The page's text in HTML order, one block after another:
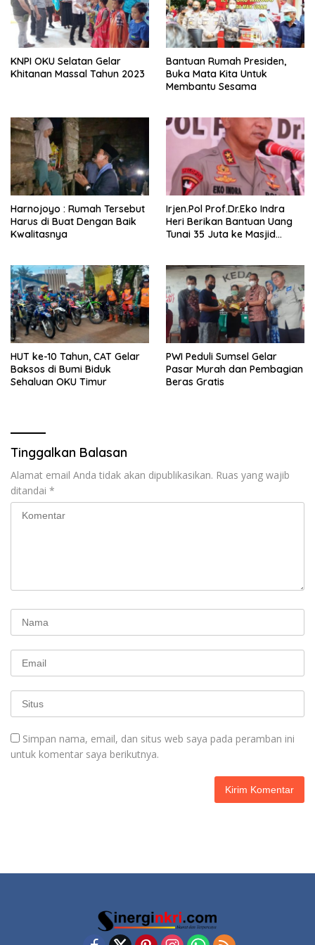
KNPI OKU Selatan Gelar
Khitanan Massal Tahun 2023
Bantuan Rumah Presiden,
Buka Mata Kita Untuk
Membantu Sesama
Harnojoyo : Rumah Tersebut
Harus di Buat Dengan Baik
Kwalitasnya
Irjen.Pol Prof.Dr.Eko Indra
Heri Berikan Bantuan Uang
Tunai 35 Juta ke Masjid
HUT ke-10 Tahun, CAT Gelar
Baksos di Bumi Biduk
Sehaluan OKU Timur
PWI Peduli Sumsel Gelar
Pasar Murah dan Pembagian
Beras Gratis
Tinggalkan Balasan
Alamat email Anda tidak akan dipublikasikan. Ruas yang wajib
ditandai *
Simpan nama, email, dan situs web saya pada peramban ini
untuk komentar saya berikutnya.